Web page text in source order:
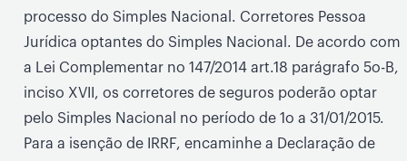
processo do Simples Nacional. Corretores Pessoa
Jurídica optantes do Simples Nacional. De acordo com
a Lei Complementar no 147/2014 art.18 parágrafo 5o-B,
inciso XVII, os corretores de seguros poderão optar
pelo Simples Nacional no período de 1o a 31/01/2015.
Para a isenção de IRRF, encaminhe a Declaração de